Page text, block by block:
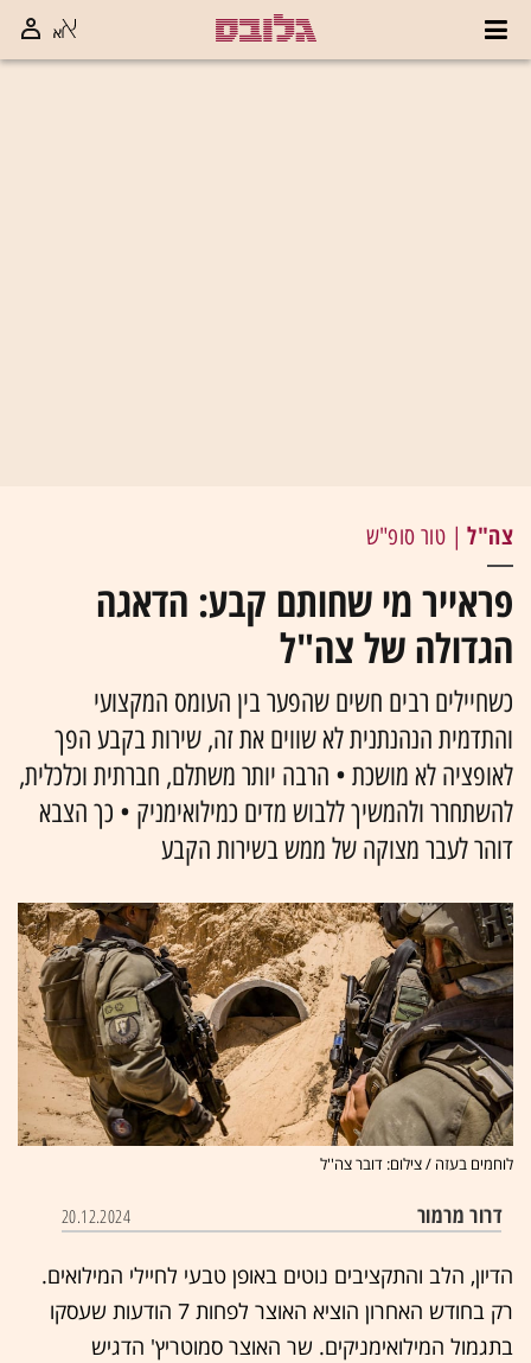
צה"ל| טור סופ"ש
פראייר מי שחותם קבע: הדאגה
הגדולה של צה"ל
כשחיילים רבים חשים שהפער בין העומס המקצועי
והתדמית הנהנתנית לא שווים את זה, שירות בקבע הפך
לאופציה לא מושכת • הרבה יותר משתלם, חברתית וכלכלית,
להשתחרר ולהמשיך ללבוש מדים כמילואימניק • כך הצבא
דוהר לעבר מצוקה של ממש בשירות הקבע
לוחמים בעזה / צילום: דובר צה''ל
דרור מרמור 20.12.2024
הדיון, הלב והתקציבים נוטים באופן טבעי לחיילי המילואים.
רק בחודש האחרון הוציא האוצר לפחות 7 הודעות שעסקו
בתגמול המילואימניקים. שר האוצר סמוטריץ' הדגיש